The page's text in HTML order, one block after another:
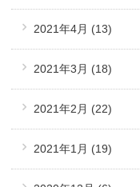
2021年4月 (13)
2021年3月 (18)
2021年2月 (22)
2021年1月 (19)